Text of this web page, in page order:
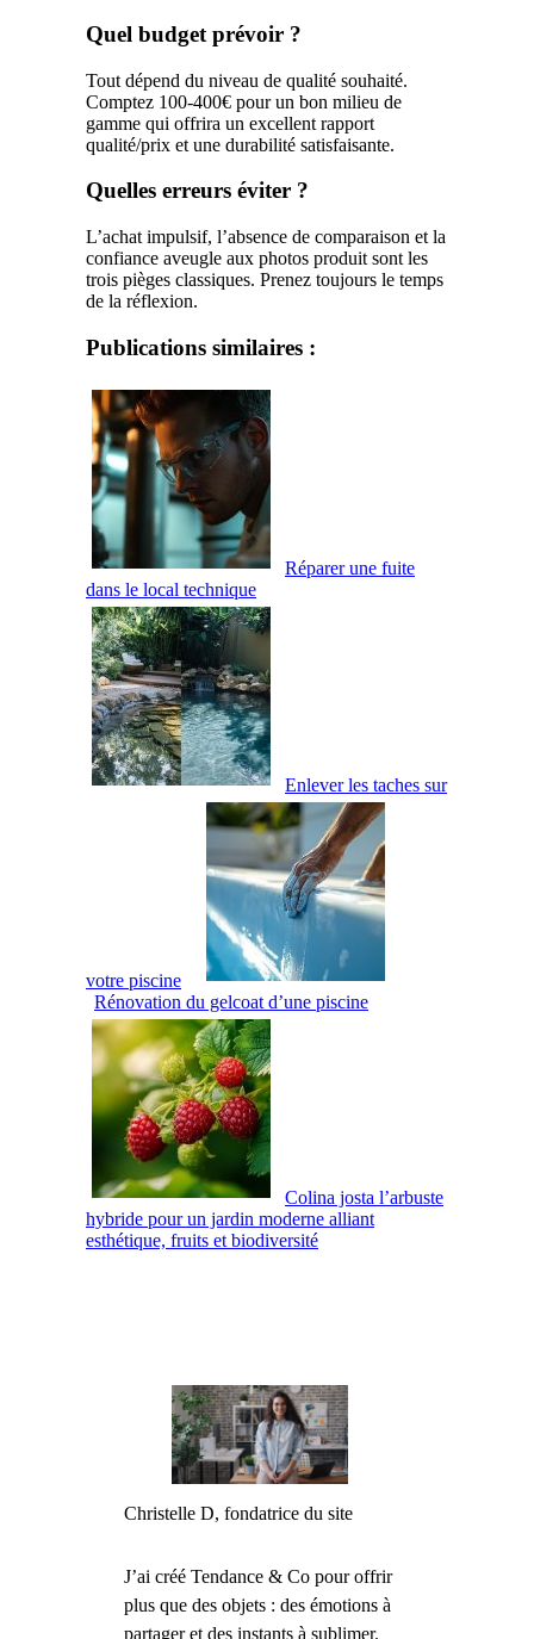
Quel budget prévoir ?
Tout dépend du niveau de qualité souhaité.
Comptez 100-400€ pour un bon milieu de
gamme qui offrira un excellent rapport
qualité/prix et une durabilité satisfaisante.
Quelles erreurs éviter ?
L’achat impulsif, l’absence de comparaison et la
confiance aveugle aux photos produit sont les
trois pièges classiques. Prenez toujours le temps
de la réflexion.
Publications similaires :
Réparer une fuite
dans le local technique
Enlever les taches sur
votre piscine
Rénovation du gelcoat d’une piscine
Colina josta l’arbuste
hybride pour un jardin moderne alliant
esthétique, fruits et biodiversité
Christelle D, fondatrice du site
J’ai créé Tendance & Co pour offrir
plus que des objets : des émotions à
partager et des instants à sublimer.